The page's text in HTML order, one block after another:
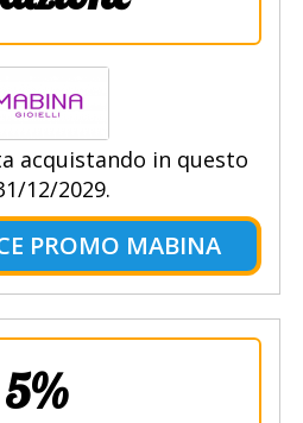
acquistando in questo
12/2029.
PROMO MABINA
5%